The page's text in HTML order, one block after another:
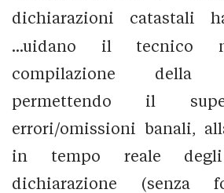
dichiarazioni catastali
...uidano il tecnico
compilazione della
permettendo il
errori/omissioni banali,
in tempo reale
dichiarazione (senza